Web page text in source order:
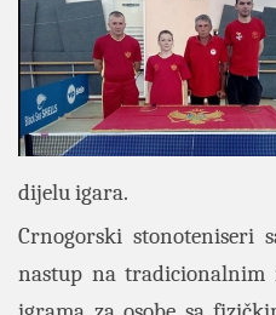
dijelu igara.
Crnogorski stonoteniseri
nastup na tradicionalnim